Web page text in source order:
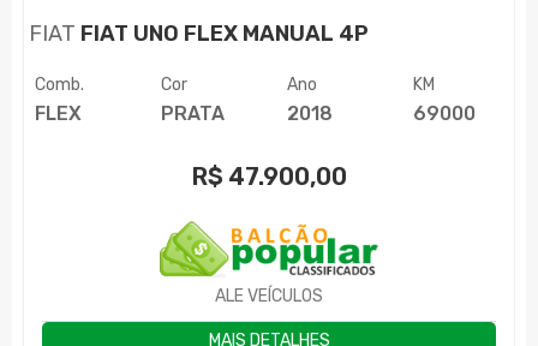
FIAT FIAT UNO FLEX MANUAL 4P
Comb.
FLEX
Cor
PRATA
Ano
2018
KM
69000
R$ 47.900,00
ALE VEÍCULOS
MAIS DETALHES